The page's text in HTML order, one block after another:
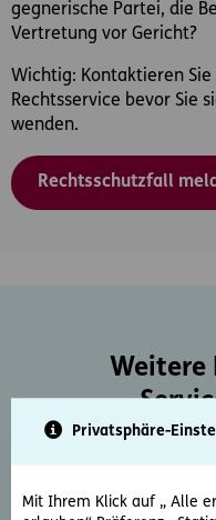
Privatsphäre-
Mit Ihrem Klick auf „ Alle
gegnerische Partei, die
Vertretung vor Gericht?
Wichtig: Kontaktieren Sie
Rechtsservice bevor Sie
wenden.
Rechtsschutzfall
Weitere